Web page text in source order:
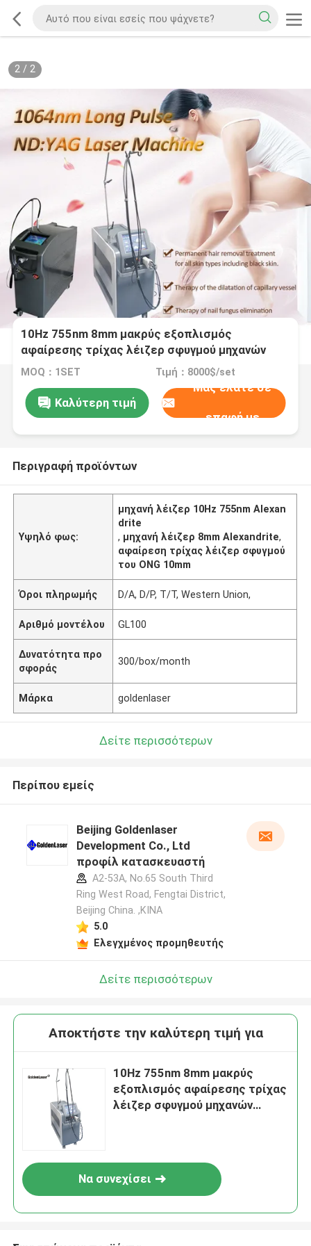
2/ 2
10Hz 755nm 8mm μακρύς εξοπλισμός
αφαίρεσης τρίχας λέιζερ σφυγμού μηχανών
λέιζερ Alexandrite
MOQ：1SET Τιμή：8000$/set
Καλύτερη τιμή
Μας ελάτε σε
επαφή με
Περιγραφή προϊόντων
Υψηλό φως:
μηχανή λέιζερ 10Hz 755nm Alexan
drite
, μηχανή λέιζερ 8mm Alexandrite,
αφαίρεση τρίχας λέιζερ σφυγμού
του ONG 10mm
Όροι πληρωμής D/A, D/P, T/T, Western Union,
Αριθμό μοντέλου GL100
Δυνατότητα προ
σφοράς
300/box/month
Μάρκα goldenlaser
Δείτε περισσότερων
Περίπου εμείς
Beijing Goldenlaser
Development Co., Ltd
προφίλ κατασκευαστή
A2-53A, No.65 South Third
Ring West Road, Fengtai District,
Beijing China. ,ΚΙΝΑ
5.0
Ελεγχμένος προμηθευτής
Δείτε περισσότερων
Αποκτήστε την καλύτερη τιμή για
10Hz 755nm 8mm μακρύς
εξοπλισμός αφαίρεσης τρίχας
λέιζερ σφυγμού μηχανών
Να συνεχίσει